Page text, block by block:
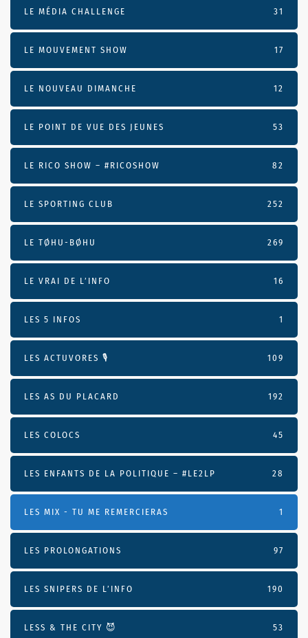
LE MÉDIA CHALLENGE 31
LE MOUVEMENT SHOW 17
LE NOUVEAU DIMANCHE 12
LE POINT DE VUE DES JEUNES 53
LE RICO SHOW – #RICOSHOW 82
LE SPORTING CLUB 252
LE TØHU-BØHU 269
LE VRAI DE L’INFO 16
LES 5 INFOS 1
LES ACTUVORES 🎙 109
LES AS DU PLACARD 192
LES COLOCS 45
LES ENFANTS DE LA POLITIQUE – #LE2LP 28
LES MIX - TU ME REMERCIERAS 1
LES PROLONGATIONS 97
LES SNIPERS DE L’INFO 190
LESS & THE CITY 😈 53